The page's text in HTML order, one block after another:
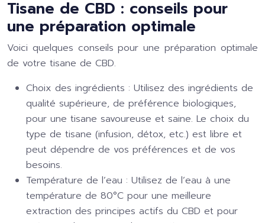
Tisane de CBD : conseils pour
une préparation optimale
Voici quelques conseils pour une préparation optimale
de votre tisane de CBD.
Choix des ingrédients : Utilisez des ingrédients de
qualité supérieure, de préférence biologiques,
pour une tisane savoureuse et saine. Le choix du
type de tisane (infusion, détox, etc.) est libre et
peut dépendre de vos préférences et de vos
besoins.
Température de l’eau : Utilisez de l’eau à une
température de 80°C pour une meilleure
extraction des principes actifs du CBD et pour